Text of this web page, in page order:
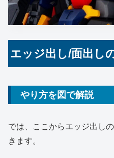
エッジ出し/面出し
やり方を図で解説
では、ここからエッジ出し
きます。